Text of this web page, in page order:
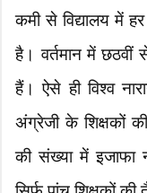
कमी से विद्यालय में
है। वर्तमान में छठवीं
हैं। ऐसे ही विश्व
अंग्रेजी के शिक्षकों की
की संख्या में इजाफा